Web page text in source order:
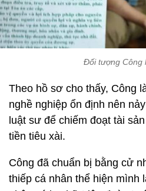
Đối tượng Công
Theo hồ sơ cho thấy, Công
nghề nghiệp ổn định nên
luật sư để chiếm đoạt tài
tiền tiêu xài.
Công đã chuẩn bị bằng cử
thiếp cá nhân thể hiện mình